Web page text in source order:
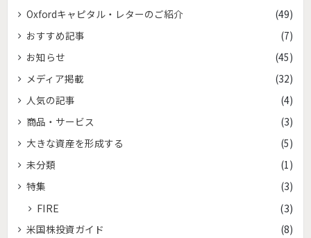
Oxfordキャピタル・レターのご紹介
(49)
おすすめ記事
(7)
お知らせ
(45)
メディア掲載
(32)
人気の記事
(4)
商品・サービス
(3)
大きな資産を形成する
(5)
未分類
(1)
特集
(3)
FIRE (3)
米国株投資ガイド
(8)